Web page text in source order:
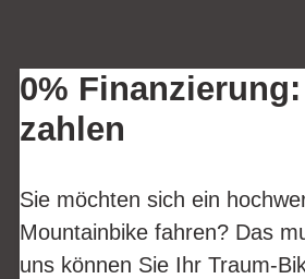
0%
zahlen
Sie möchten sich ein
Mountainbike fahren? Das
uns können Sie Ihr Traum-